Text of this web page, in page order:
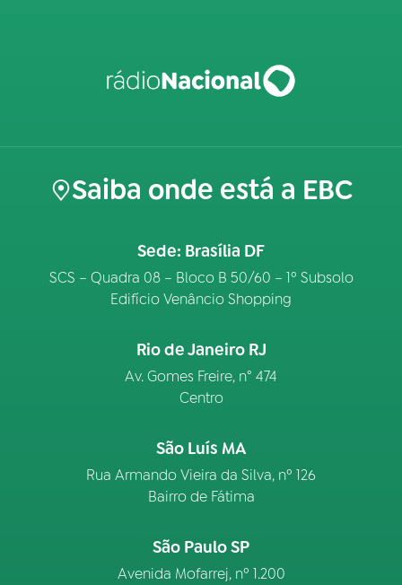
Saiba onde está a EBC
Sede: Brasília DF
SCS – Quadra 08 – Bloco B 50/60 – 1º Subsolo
Edifício Venâncio Shopping
Rio de Janeiro RJ
Av. Gomes Freire, n° 474
Centro
São Luís MA
Rua Armando Vieira da Silva, nº 126
Bairro de Fátima
São Paulo SP
Avenida Mofarrej, nº 1.200